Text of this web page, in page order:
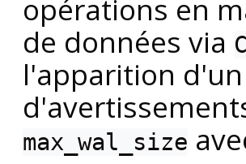
opérations en
de données via
l'apparition
max_wal_size